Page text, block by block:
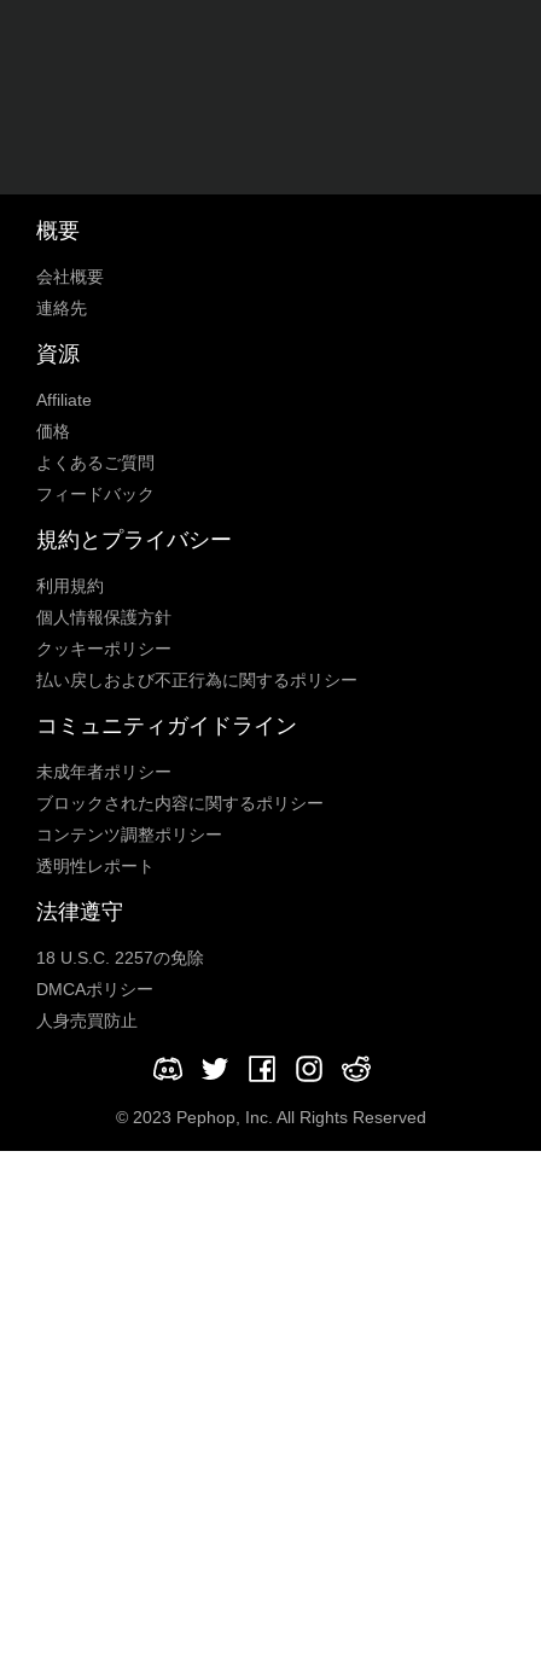
概要
会社概要
連絡先
資源
Affiliate
価格
よくあるご質問
フィードバック
規約とプライバシー
利用規約
個人情報保護方針
クッキーポリシー
払い戻しおよび不正行為に関するポリシー
コミュニティガイドライン
未成年者ポリシー
ブロックされた内容に関するポリシー
コンテンツ調整ポリシー
透明性レポート
法律遵守
18 U.S.C. 2257の免除
DMCAポリシー
人身売買防止
© 2023 Pephop, Inc. All Rights Reserved